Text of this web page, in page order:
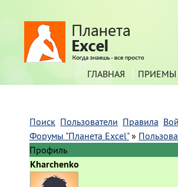
ГЛАВНАЯ ПРИЕМЫ
Поиск Пользователи Правила
Форумы "Планета Excel" »
Профиль
Kharchenko